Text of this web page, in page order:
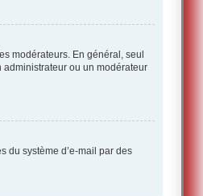
modérateurs. En général, seul
ou un modérateur
du système d’e-mail par des